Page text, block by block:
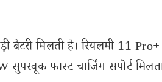
बैटरी मिलती है। रियलमी 11
फास्ट चार्जिंग सपोर्ट